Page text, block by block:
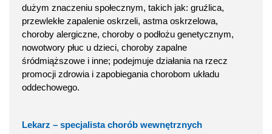
dużym znaczeniu społecznym, takich jak: gruźlica,
przewlekłe zapalenie oskrzeli, astma oskrzelowa,
choroby alergiczne, choroby o podłożu genetycznym,
nowotwory płuc u dzieci, choroby zapalne
śródmiąższowe i inne; podejmuje działania na rzecz
promocji zdrowia i zapobiegania chorobom układu
oddechowego.
Lekarz – specjalista chorób wewnętrznych